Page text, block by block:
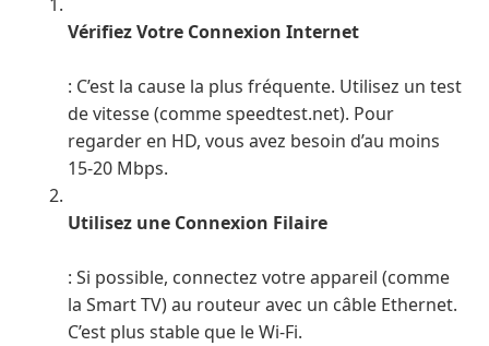
Vérifiez Votre Connexion Internet
: C’est la cause la plus fréquente. Utilisez un test
de vitesse (comme speedtest.net). Pour
regarder en HD, vous avez besoin d’au moins
15-20 Mbps.
Utilisez une Connexion Filaire
: Si possible, connectez votre appareil (comme
la Smart TV) au routeur avec un câble Ethernet.
C’est plus stable que le Wi-Fi.